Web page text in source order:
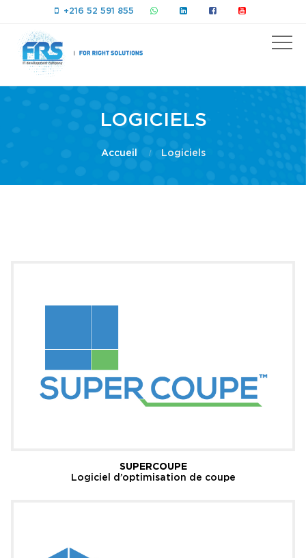
+216 52 591 855
LOGICIELS
Accueil Logiciels
SUPERCOUPE
Logiciel d’optimisation de coupe